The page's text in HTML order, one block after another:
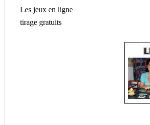
Les jeux en ligne
tirage gratuits